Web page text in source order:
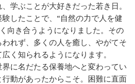
学ぶことが大好きだった若き日。
したことで、“自然の力で人を健
向き合うようになりました。その
れず、多くの人を癒し、やがてそ
く知られるようになります。
に名だたる保養地へと変わってい
動があったからこそ。困難に直面